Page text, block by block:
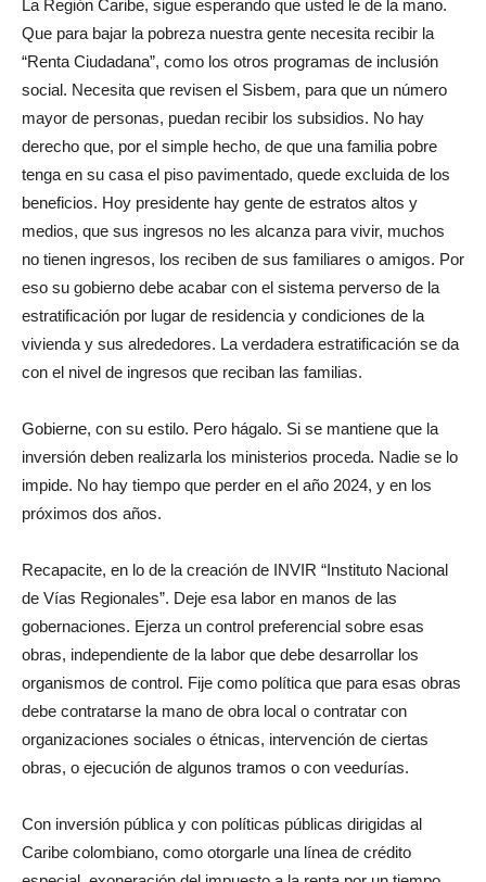
La Región Caribe, sigue esperando que usted le de la mano.
Que para bajar la pobreza nuestra gente necesita recibir la
“Renta Ciudadana”, como los otros programas de inclusión
social. Necesita que revisen el Sisbem, para que un número
mayor de personas, puedan recibir los subsidios. No hay
derecho que, por el simple hecho, de que una familia pobre
tenga en su casa el piso pavimentado, quede excluida de los
beneficios. Hoy presidente hay gente de estratos altos y
medios, que sus ingresos no les alcanza para vivir, muchos
no tienen ingresos, los reciben de sus familiares o amigos. Por
eso su gobierno debe acabar con el sistema perverso de la
estratificación por lugar de residencia y condiciones de la
vivienda y sus alrededores. La verdadera estratificación se da
con el nivel de ingresos que reciban las familias.
Gobierne, con su estilo. Pero hágalo. Si se mantiene que la
inversión deben realizarla los ministerios proceda. Nadie se lo
impide. No hay tiempo que perder en el año 2024, y en los
próximos dos años.
Recapacite, en lo de la creación de INVIR “Instituto Nacional
de Vías Regionales”. Deje esa labor en manos de las
gobernaciones. Ejerza un control preferencial sobre esas
obras, independiente de la labor que debe desarrollar los
organismos de control. Fije como política que para esas obras
debe contratarse la mano de obra local o contratar con
organizaciones sociales o étnicas, intervención de ciertas
obras, o ejecución de algunos tramos o con veedurías.
Con inversión pública y con políticas públicas dirigidas al
Caribe colombiano, como otorgarle una línea de crédito